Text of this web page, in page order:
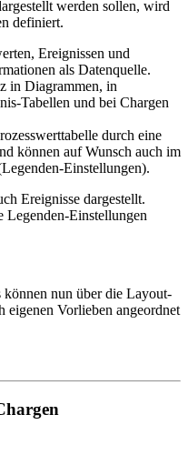
werden sollen, wird
definiert.
Ereignissen und
als Datenquelle.
in Diagrammen, in
Tabellen und bei Chargen
durch eine
können auf Wunsch auch im
Einstellungen).
Ereignisse dargestellt.
Legenden-Einstellungen
können nun über die Layout-
eigenen Vorlieben angeordnet